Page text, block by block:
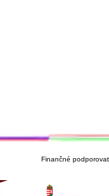
Finančné